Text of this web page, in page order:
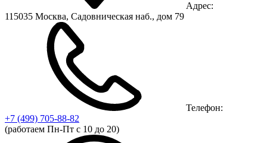
Адрес:
115035 Москва, Садовническая наб., дом 79
Телефон:
+7 (499) 705-88-82
(работаем Пн-Пт с 10 до 20)